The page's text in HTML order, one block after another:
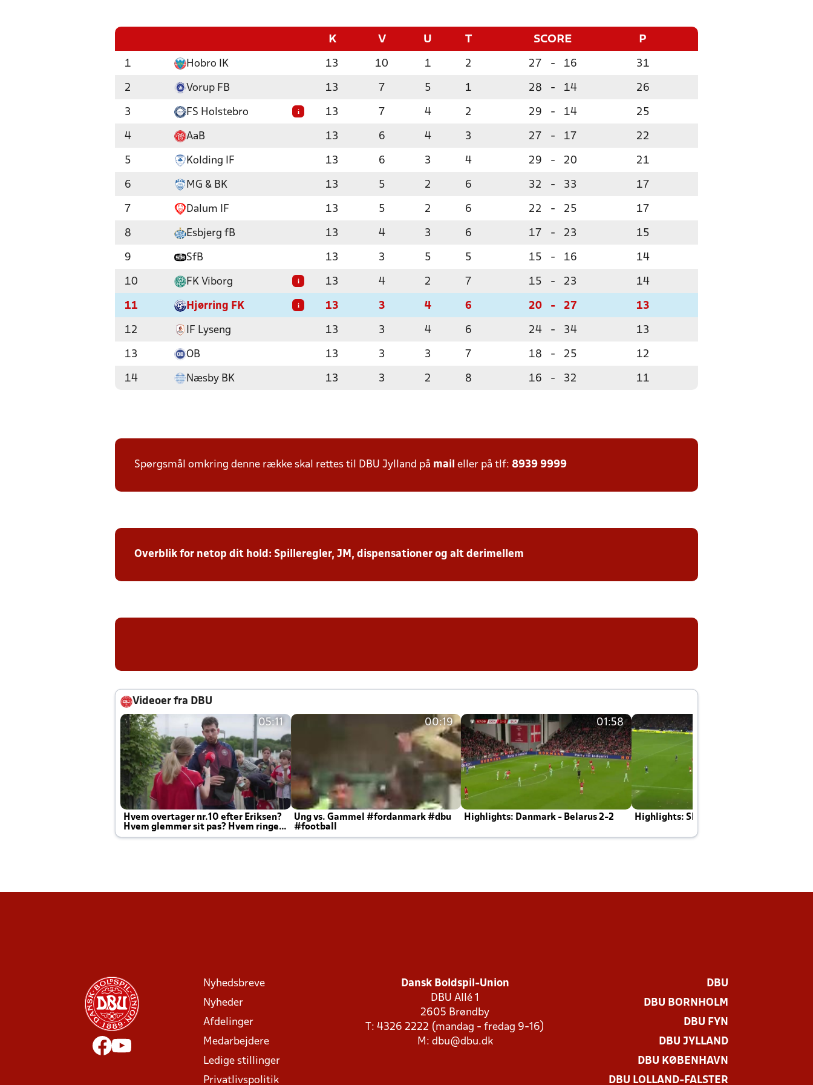
K V U T SCORE P
1 Hobro IK 13 10 1 2 27 - 16 31
2 Vorup FB 13 7 5 1 28 - 14 26
3 FS Holstebro i 13 7 4 2 29 - 14 25
4 AaB 13 6 4 3 27 - 17 22
5 Kolding IF 13 6 3 4 29 - 20 21
6 MG & BK 13 5 2 6 32 - 33 17
7 Dalum IF 13 5 2 6 22 - 25 17
8 Esbjerg fB 13 4 3 6 17 - 23 15
9 SfB 13 3 5 5 15 - 16 14
10 FK Viborg i 13 4 2 7 15 - 23 14
11 Hjørring FK i 13 3 4 6 20 - 27 13
12 IF Lyseng 13 3 4 6 24 - 34 13
13 OB 13 3 3 7 18 - 25 12
14 Næsby BK 13 3 2 8 16 - 32 11
Spørgsmål omkring denne række skal rettes til DBU Jylland på mail eller på tlf: 8939 9999
Overblik for netop dit hold: Spilleregler, JM, dispensationer og alt derimellem
Videoer fra DBU
05:11
Hvem overtager nr.10 efter Eriksen?
Hvem glemmer sit pas? Hvem ringer
Joachim altid til efter kampe?
00:19
Ung vs. Gammel #fordanmark #dbu
#football
01:58
Highlights: Danmark - Belarus 2-2 Highlights: Skotland - Danmark 4-2
Nyhedsbreve
Nyheder
Afdelinger
Medarbejdere
Ledige stillinger
Privatlivspolitik
Dansk Boldspil-Union
DBU Allé 1
2605 Brøndby
T: 4326 2222 (mandag - fredag 9-16)
M: dbu@dbu.dk
DBU
DBU BORNHOLM
DBU FYN
DBU JYLLAND
DBU KØBENHAVN
DBU LOLLAND-FALSTER